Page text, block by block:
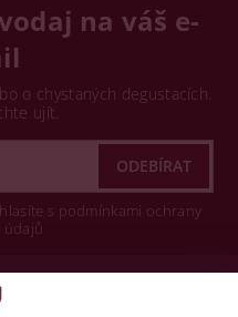
na váš e-
o chystaných degustacích.
ujít.
s podmínkami ochrany